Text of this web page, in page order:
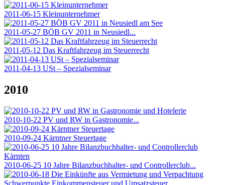
2011-06-15 Kleinunternehmer
2011-05-27 BÖB GV 2011 in Neusiedl...
2011-05-12 Das Kraftfahrzeug im Steuerrecht
2011-04-13 USt – Spezialseminar
2010
2010-10-22 PV und RW in Gastronomie...
2010-09-24 Kärntner Steuertage
2010-06-25 10 Jahre Bilanzbuchhalter- und Controllerclub...